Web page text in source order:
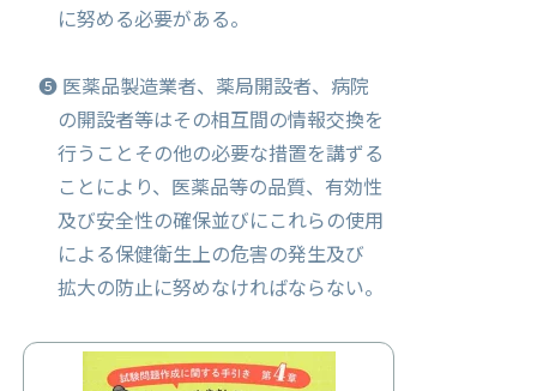
に努める必要がある。
❺ 医薬品製造業者、薬局開設者、病院
の開設者等はその相互間の情報交換を
行うことその他の必要な措置を講ずる
ことにより、医薬品等の品質、有効性
及び安全性の確保並びにこれらの使用
による保健衛生上の危害の発生及び
拡大の防止に努めなければならない。